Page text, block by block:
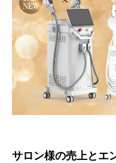
サロン様の売上とエ